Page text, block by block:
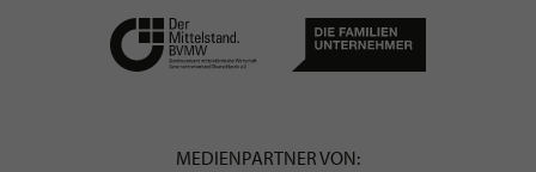
MEDIENPARTNER VON: